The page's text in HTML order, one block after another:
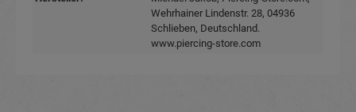
Wehrhainer Lindenstr. 28, 04936
Schlieben, Deutschland.
www.piercing-store.com